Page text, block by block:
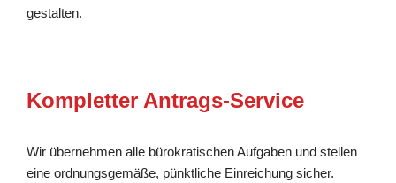
gestalten.
Kompletter Antrags-Service
Wir übernehmen alle bürokratischen Aufgaben und stellen
eine ordnungsgemäße, pünktliche Einreichung sicher.